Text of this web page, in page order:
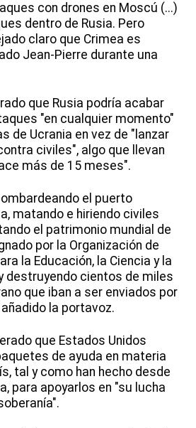
con drones en Moscú (...)
dentro de Rusia. Pero
claro que Crimea es
Jean-Pierre durante una
que Rusia podría acabar
"en cualquier momento"
de Ucrania en vez de "lanzar
civiles", algo que llevan
más de 15 meses".
el puerto
matando e hiriendo civiles
el patrimonio mundial de
por la Organización de
la Educación, la Ciencia y la
destruyendo cientos de miles
que iban a ser enviados por
la portavoz.
que Estados Unidos
de ayuda en materia
tal y como han hecho desde
para apoyarlos en "su lucha